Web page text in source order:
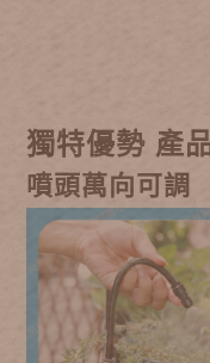
獨特優勢 產
噴頭萬向可調